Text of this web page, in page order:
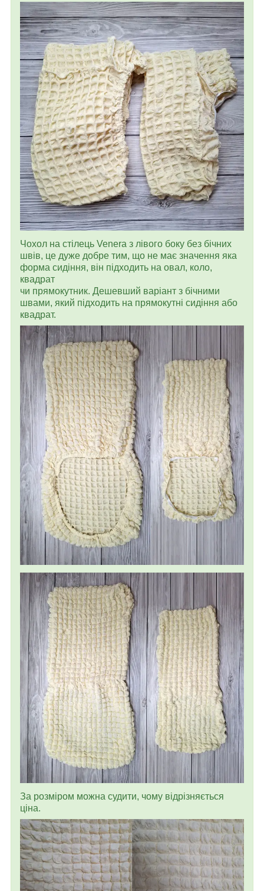
Чохол на стілець Venera з лівого боку без бічних
швів, це дуже добре тим, що не має значення яка
форма сидіння, він підходить на овал, коло,
квадрат
чи прямокутник. Дешевший варіант з бічними
швами, який підходить на прямокутні сидіння або
квадрат.
За розміром можна судити, чому відрізняється
ціна.